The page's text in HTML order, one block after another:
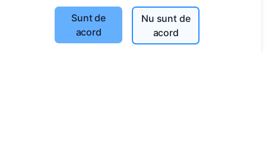
Informații
Despre CEMETY
Sunt de
acord
Nu sunt de
acord